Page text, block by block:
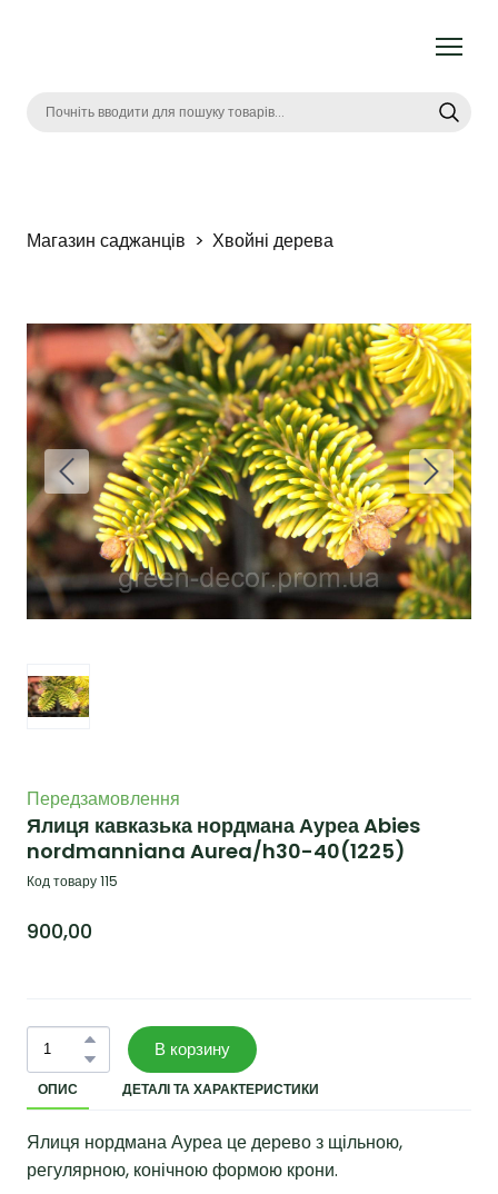
Магазин саджанців Хвойні дерева
Передзамовлення
Ялиця кавказька нордмана Ауреа Abies
nordmanniana Aurea/h30-40(1225)
Код товару 115
900,00
В корзину
ОПИС ДЕТАЛІ ТА ХАРАКТЕРИСТИКИ
Ялиця нордмана Ауреа це дерево з щільною,
регулярною, конічною формою крони.